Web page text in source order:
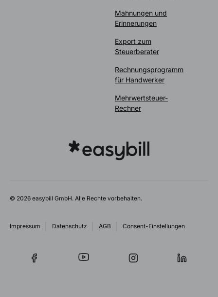
Mahnungen und
Erinnerungen
Export zum
Steuerberater
Rechnungsprogramm
für Handwerker
Mehrwertsteuer-
Rechner
© 2026 easybill GmbH. Alle Rechte vorbehalten.
Impressum Datenschutz AGB Consent-Einstellungen